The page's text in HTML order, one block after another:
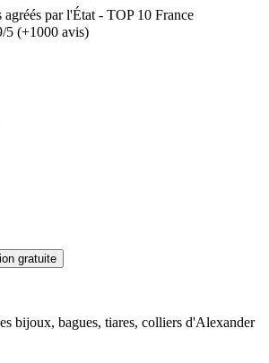
agréés par l'État - TOP 10 France
5 (+1000 avis)
gratuite
bijoux, bagues, tiares, colliers d'Alexander